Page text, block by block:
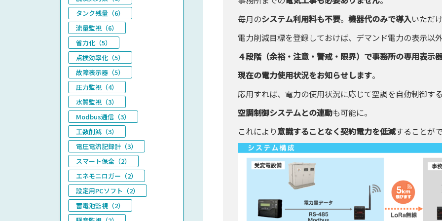
毎月のシステム利用料も不要。 機器代のみで導入いただ
電力削減目標を登録しておけば、デマンド電力の表示以
４段階（余裕・注意・警戒・限界）で事務所の専用表示
現在の電力使用状況をお知らせします。
応用すれば、電力の使用状況に応じて空調を自動制御す
空調制御システムとの連動も可能に。
これにより意識することなく契約電力を低減することが
タンク残量（6）
流量監視（6）
省力化（5）
点検効率化（5）
故障表示器（5）
圧力監視（4）
水質監視（3）
Modbus通信（3）
工数削減（3）
電圧電流記録計（3）
スマート保全（2）
エネモニロガー（2）
設定用PCソフト（2）
蓄電池監視（2）